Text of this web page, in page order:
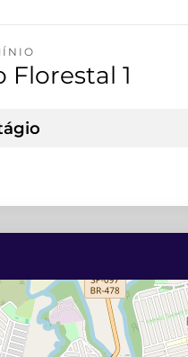
Florestal 1